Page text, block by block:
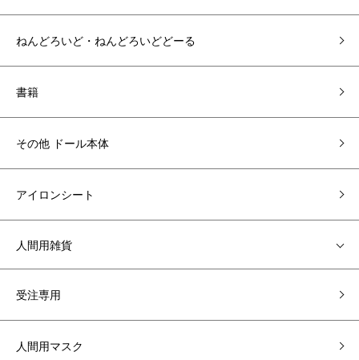
ねんどろいど・ねんどろいどどーる
書籍
その他 ドール本体
アイロンシート
人間用雑貨
受注専用
人間用マスク